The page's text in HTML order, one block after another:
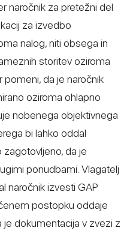
naročnik za pretežni del
za izvedbo
nalog, niti obsega in
storitev oziroma
pomeni, da je naročnik
oziroma ohlapno
nobenega objektivnega
bi lahko oddal
zagotovljeno, da je
ponudbami. Vlagatelj
naročnik izvesti GAP
postopku oddaje
je dokumentacija v zvezi z